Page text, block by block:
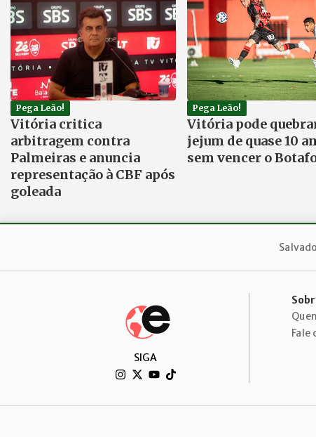
Pega Leão!
Vitória critica
arbitragem contra
Palmeiras e anuncia
representação à CBF após
goleada
Pega Leão!
Vitória pode
jejum de quase 10
sem vencer o
SIGA
Fale